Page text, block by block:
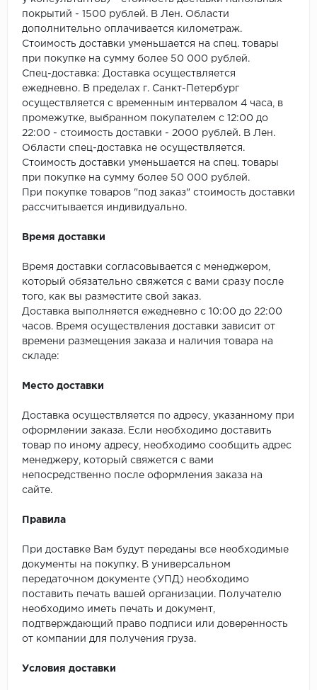
SPC Promo
SPC Stronghold
TANTO
Tarkett
Tulesna
Wonderful Vinyl
покрытий - 1500 рублей. В Лен. Области
дополнительно оплачивается километраж.
Стоимость доставки уменьшается на спец. товары
при покупке на сумму более 50 000 рублей.
Спец-доставка: Доставка осуществляется
ежедневно. В пределах г. Санкт-Петербург
осуществляется с временным интервалом 4 часа, в
промежутке, выбранном покупателем с 12:00 до
22:00 - стоимость доставки - 2000 рублей. В Лен.
Области спец-доставка не осуществляется.
Стоимость доставки уменьшается на спец. товары
при покупке на сумму более 50 000 рублей.
При покупке товаров "под заказ" стоимость доставки
рассчитывается индивидуально.
Время доставки
Время доставки согласовывается с менеджером,
который обязательно свяжется с вами сразу после
того, как вы разместите свой заказ.
Доставка выполняется ежедневно с 10:00 до 22:00
часов. Время осуществления доставки зависит от
времени размещения заказа и наличия товара на
складе:
Место доставки
Доставка осуществляется по адресу, указанному при
оформлении заказа. Если необходимо доставить
товар по иному адресу, необходимо сообщить адрес
менеджеру, который свяжется с вами
непосредственно после оформления заказа на
сайте.
Правила
При доставке Вам будут переданы все необходимые
документы на покупку. В универсальном
передаточном документе (УПД) необходимо
поставить печать вашей организации. Получателю
необходимо иметь печать и документ,
подтверждающий право подписи или доверенность
от компании для получения груза.
Условия доставки